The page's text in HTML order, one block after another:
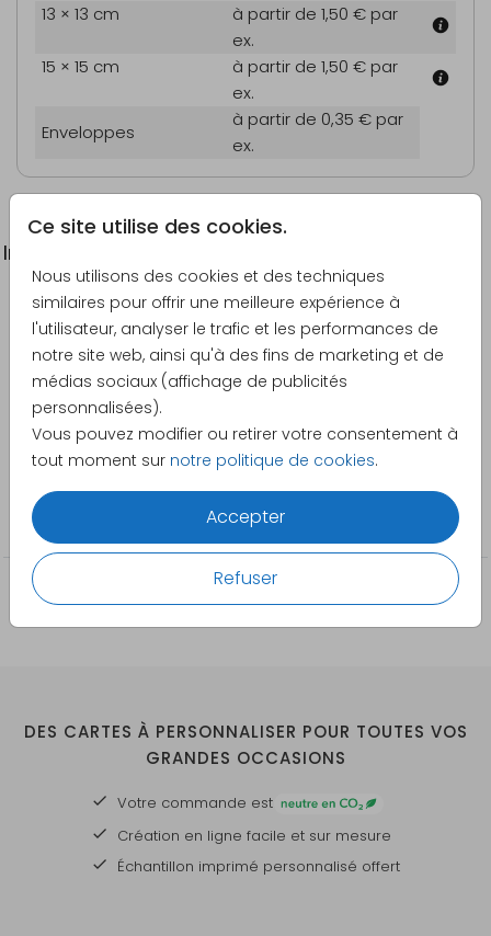
Ce site utilise des cookies.
Nous utilisons des cookies et des techniques
similaires pour offrir une meilleure expérience à
l'utilisateur, analyser le trafic et les performances de
notre site web, ainsi qu'à des fins de marketing et de
médias sociaux (affichage de publicités
personnalisées).
Vous pouvez modifier ou retirer votre consentement à
tout moment sur notre politique de cookies.
Accepter
Refuser
13 × 13 cm
à partir de 1,50 € par
ex.
15 × 15 cm
à partir de 1,50 € par
ex.
Enveloppes
à partir de 0,35 € par
ex.
Informations du produit
Description
Invitation noces d'or avec des confettis et des
photos
Créateur
Anet illustratie
Catégorie
Noces d'or
DES CARTES À PERSONNALISER POUR TOUTES VOS
GRANDES OCCASIONS
Votre commande est
Création en ligne facile et sur mesure
Échantillon imprimé personnalisé offert